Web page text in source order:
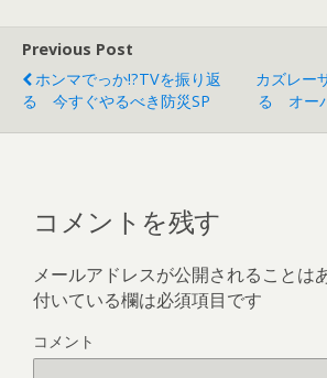
で
開
き
ま
す
Previous Post
ホンマでっか!?TVを振り返
る 今すぐやるべき防災SP
カズレー
る オー
コメントを残す
メールアドレスが公開されることは
付いている欄は必須項目です
コメント